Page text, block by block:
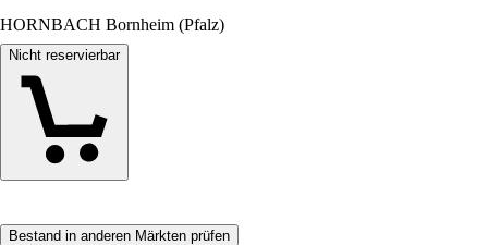
HORNBACH Bornheim (Pfalz)
Nicht reservierbar
Bestand in anderen Märkten prüfen